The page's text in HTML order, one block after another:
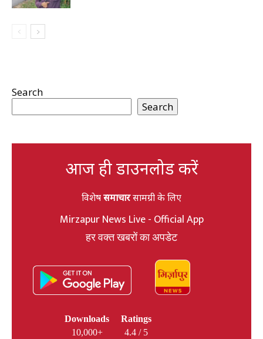
Search
Search
आज ही डाउनलोड करें
विशेषसमाचारसामग्री के लिए
Mirzapur News Live - Official App
हर वक्त खबरों का अपडेट
Downloads
10,000+
Ratings
4.4 / 5